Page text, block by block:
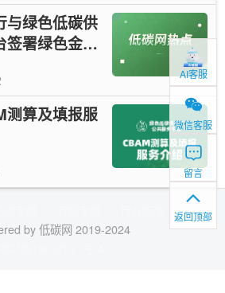
与绿色低碳供
签署绿色金融
测算及填报服
AI客服
微信客服
留言
返回顶部
by 低碳网 2019-2024